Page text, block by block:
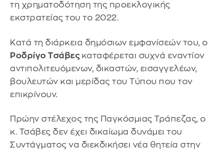
τη χρηματοδότηση της προεκλογικής
εκστρατείας του το 2022.
Κατά τη διάρκεια δημόσιων εμφανίσεών του, ο
Ροδρίγο Τσάβες καταφέρεται συχνά εναντίον
αντιπολιτευόμενων, δικαστών, εισαγγελέων,
βουλευτών και μερίδας του Τύπου που τον
επικρίνουν.
Πρώην στέλεχος της Παγκόσμιας Τράπεζας, ο
κ. Τσάβες δεν έχει δικαίωμα δυνάμει του
Συντάγματος να διεκδικήσει νέα θητεία στην